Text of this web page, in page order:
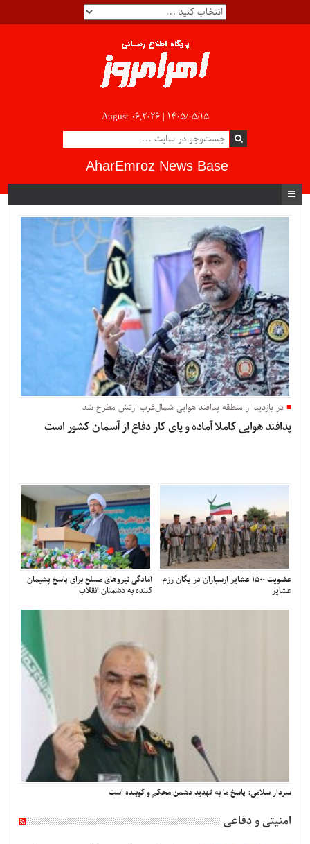
August 06,2026 | ۱۴۰۵/۰۵/۱۵
AharEmroz News Base
در بازدید از منطقه پدافند هوایی شمال‌غرب ارتش مطرح شد
پدافند هوایی کاملا آماده و پای کار دفاع از آسمان کشور است
عضویت 1500 عشایر ارسباران در یگان رزم
عشایر
آمادگی نیروهای مسلح برای پاسخ پشیمان
کننده به دشمنان انقلاب
سردار سلامی: پاسخ ما به تهدید دشمن محکم و کوبنده است
امنیتی و دفاعی